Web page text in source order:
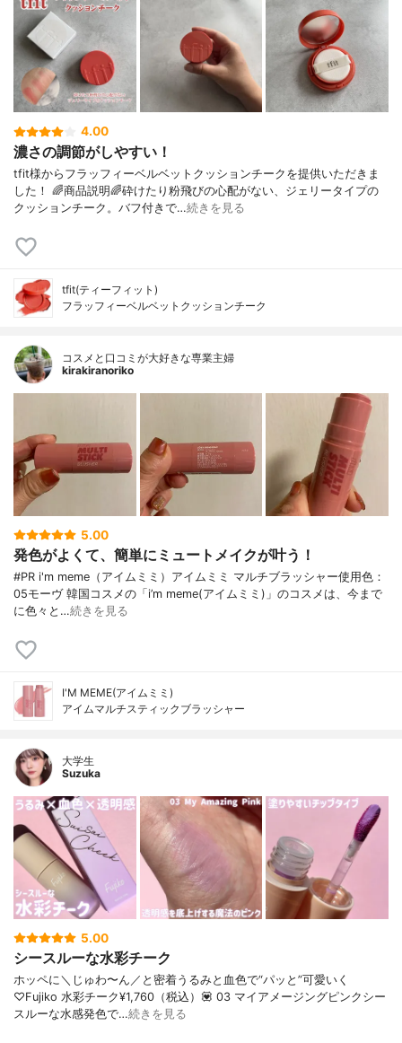
4.00
濃さの調節がしやすい！
tfit様からフラッフィーベルベットクッションチークを提供いただきま
した！ 🌈商品説明🌈砕けたり粉飛びの心配がない、ジェリータイプの
クッションチーク。バフ付きで…続きを見る
tfit(ティーフィット)
フラッフィーベルベットクッションチーク
コスメと口コミが大好きな専業主婦
kirakiranoriko
5.00
発色がよくて、簡単にミュートメイクが叶う！
#PR i'm meme（アイムミミ）アイムミミ マルチブラッシャー使用色：
05モーヴ 韓国コスメの「i’m meme(アイムミミ)」のコスメは、今まで
に色々と…続きを見る
I'M MEME(アイムミミ)
アイムマルチスティックブラッシャー
大学生
Suzuka
5.00
シースルーな水彩チーク
ホッペに＼じゅわ〜ん／と密着うるみと血色で“パッと”可愛いく
♡Fujiko 水彩チーク¥1,760（税込）💟 03 マイアメージングピンクシー
スルーな水感発色で…続きを見る